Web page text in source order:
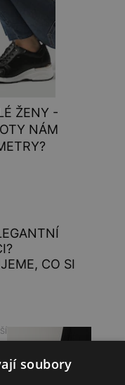
ŽENY -
NÁM
CO SI
soubory